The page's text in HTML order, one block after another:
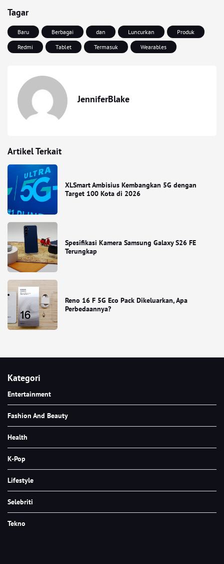
Tagar
Baru Berbagai dan Luncurkan
Produk
Redmi
Tablet Termasuk Wearables
JenniferBlake
Artikel Terkait
XLSmart Ambisius Kembangkan 5G dengan
Target 100 Kota di 2026
Spesifikasi Kamera Samsung Galaxy S26 FE
Terungkap
Reno 16 F 5G Eco Pack Dikeluarkan, Apa
Perbedaannya?
Kategori
Entertainment
Fashion And Beauty
Health
K-Pop
Lifestyle
Selebriti
Tekno